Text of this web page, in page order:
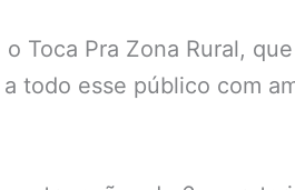
Toca Pra Zona Rural,
todo esse público com